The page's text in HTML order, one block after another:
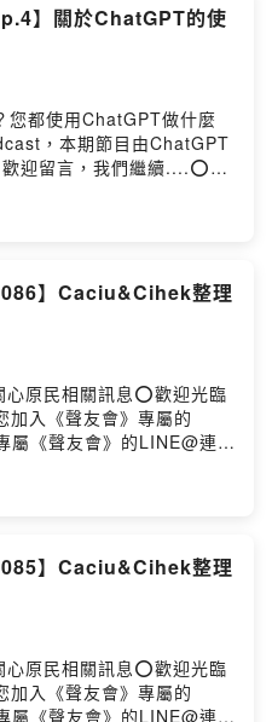
做Podcast，本期節目由
話題，歡迎留言，我們繼
享不能退⭕邀您加入《聲
專屬《聲友會》
dFfwjNU⭕小額贊助支持
ckgns2lz5x15f0885yqni
想法：
ckgns2lz5x15f0885yqni
】關於ChatGPT的使
您都使用ChatGPT做什麼
，本期節目由ChatGPT
迎留言，我們繼續....⭕歡
屬《聲友會》的LINE@連
的想法：
ckgns2lz5x15f0885yqni
Firstory Hosting
086】Caciu&Cihek整理
原民相關訊息⭕歡迎光臨
加入《聲友會》專屬的
《聲友會》的LINE@連
留言告訴我你
by Firstory Hosting
085】Caciu&Cihek整理
原民相關訊息⭕歡迎光臨
加入《聲友會》專屬的
《聲友會》的LINE@連